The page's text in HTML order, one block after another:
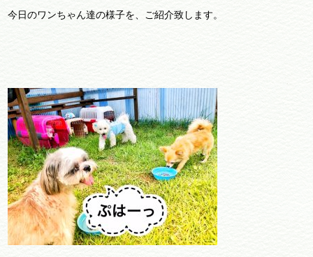
今日のワンちゃん達の様子を、ご紹介致します。